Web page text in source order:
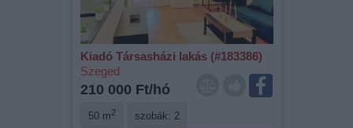
Kiadó Társasházi lakás (#183386)
Szeged
210 000 Ft/hó
50 m2 szobák: 2